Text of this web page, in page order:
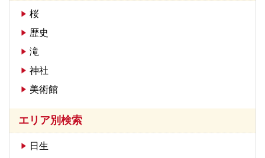
桜
歴史
滝
神社
美術館
エリア別検索
日生